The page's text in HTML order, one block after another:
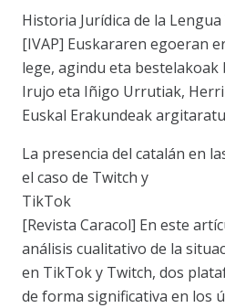
Historia Jurídica de la Lengua
[IVAP] Euskararen egoeran
lege, agindu eta
Irujo eta Iñigo Urrutiak,
Euskal Erakundeak
La presencia del catalán en
el caso de Twitch y
TikTok
[Revista Caracol] En este
análisis cualitativo de la
en TikTok y Twitch, dos
de forma significativa en los